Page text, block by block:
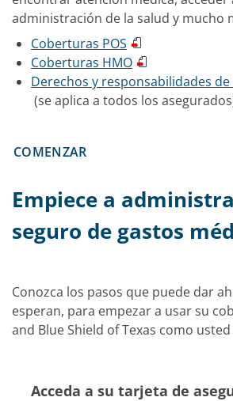
administración de la salud y mucho
Coberturas POS
Coberturas HMO
Derechos y responsabilidades
(se aplica a todos los
COMENZAR
Empiece a
seguro de gastos
Conozca los pasos que puede dar
esperan, para empezar a usar su
and Blue Shield of Texas como usted
Acceda a su tarjeta de